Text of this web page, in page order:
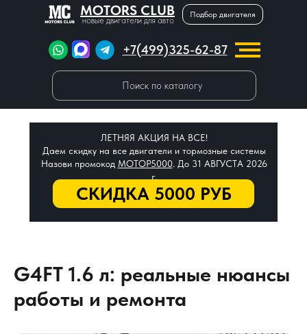
MOTORS CLUB
новые двигатели для авто
Подбор двигателя
+7(499)325-62-87
Поиск по каталогу
СКИДКА 5000 РУБ
ЛЕТНЯЯ АКЦИЯ НА ВСЕ!
Даем скидку на все двигатели и тормозные системы
Назови промокод МОТОР5000. До 31 АВГУСТА 2026
г.
G4FT 1.6 л: реальные нюансы
работы и ремонта